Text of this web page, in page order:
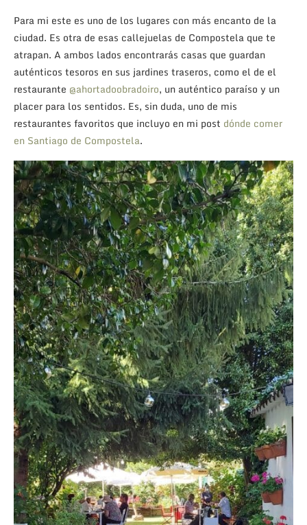
Para mi este es uno de los lugares con más encanto de la
ciudad. Es otra de esas callejuelas de Compostela que te
atrapan. A ambos lados encontrarás casas que guardan
auténticos tesoros en sus jardines traseros, como el de el
restaurante @ahortadoobradoiro, un auténtico paraíso y un
placer para los sentidos. Es, sin duda, uno de mis
restaurantes favoritos que incluyo en mi post dónde comer
en Santiago de Compostela.